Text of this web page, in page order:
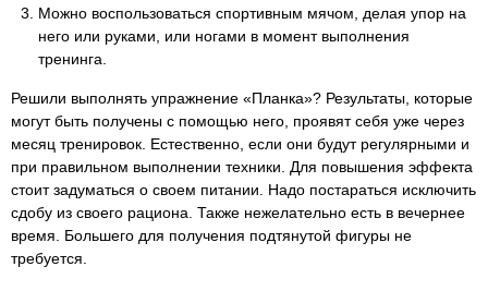
Можно воспользоваться спортивным мячом, делая упор на
него или руками, или ногами в момент выполнения
тренинга.
Решили выполнять упражнение «Планка»? Результаты, которые
могут быть получены с помощью него, проявят себя уже через
месяц тренировок. Естественно, если они будут регулярными и
при правильном выполнении техники. Для повышения эффекта
стоит задуматься о своем питании. Надо постараться исключить
сдобу из своего рациона. Также нежелательно есть в вечернее
время. Большего для получения подтянутой фигуры не
требуется.